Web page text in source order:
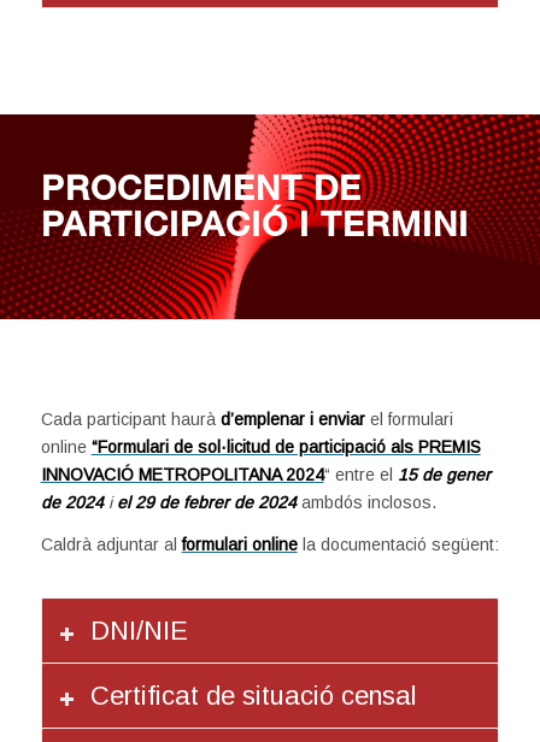
PROCEDIMENT DE
PARTICIPACIÓ I TERMINI
Cada participant haurà d’emplenar i enviarel formulari
online “Formulari de sol·licitud de participació als PREMIS
INNOVACIÓ METROPOLITANA 2024“ entre el 15 de gener
de 2024 iel 29 de febrer de 2024ambdós inclosos.
Caldrà adjuntar alformulari onlinela documentació següent:
DNI/NIE
Certificat de situació censal